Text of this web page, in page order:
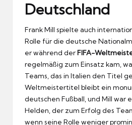
Deutschland
Frank Mill spielte auch
Rolle für die deutsche
er während derFIFA-
regelmäßig zum Einsatz kam,
Teams, das in Italien den Titel
Weltmeistertitel bleibt ein
deutschen Fußball, und Mill war
Helden, der zum Erfolg des
wenn seine Rolle weniger